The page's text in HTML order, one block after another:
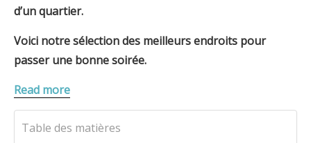
d’un quartier.
Voici notre sélection des meilleurs endroits pour
passer une bonne soirée.
Read more
Table des matières